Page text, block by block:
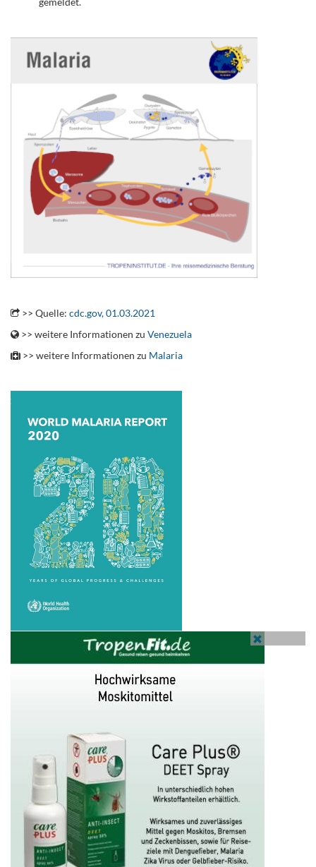
>> Quelle: cdc.gov, 01.03.2021
>> weitere Informationen zu Venezuela
>> weitere Informationen zu Malaria